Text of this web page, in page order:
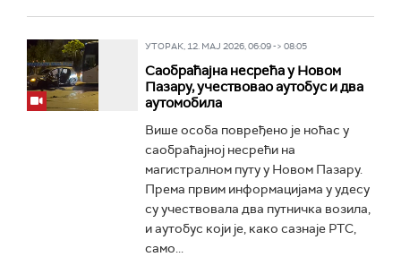
УТОРАК, 12. МАЈ 2026, 06:09 -> 08:05
Саобраћајна несрећа у Новом
Пазару, учествовао аутобус и два
аутомобила
Више особа повређено је ноћас у
саобраћајној несрећи на
магистралном путу у Новом Пазару.
Према првим информацијама у удесу
су учествовала два путничка возила,
и аутобус који је, како сазнаје РТС,
само...